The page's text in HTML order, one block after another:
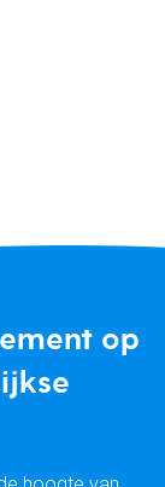
op